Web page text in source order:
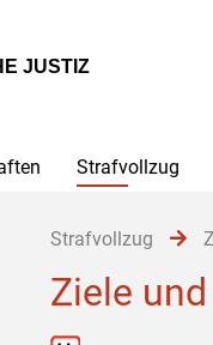
JUSTIZ
Strafvollzug
Strafvollzug
Ziele